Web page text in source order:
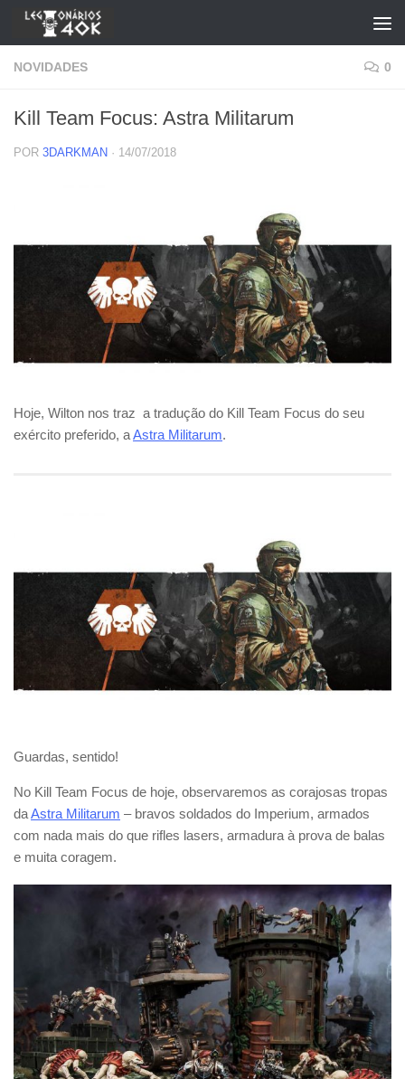
Skip to content
NOVIDADES 0
Kill Team Focus: Astra Militarum
POR 3DARKMAN · 14/07/2018
Hoje, Wilton nos traz a tradução do Kill Team Focus do seu
exército preferido, aAstra Militarum.
Guardas, sentido!
No Kill Team Focus de hoje, observaremos as corajosas tropas
daAstra Militarum – bravos soldados do Imperium, armados
com nada mais do que rifles lasers, armadura à prova de balas
e muita coragem.